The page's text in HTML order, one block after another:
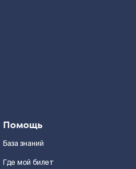
Помощь
База знаний
Где мой билет